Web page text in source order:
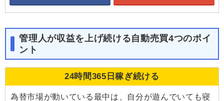
管理人が収益を上げ続ける自動売買4つのポイ
ント
24時間365日稼ぎ続ける
為替市場が動いている最中は、自分が遊んでいても寝